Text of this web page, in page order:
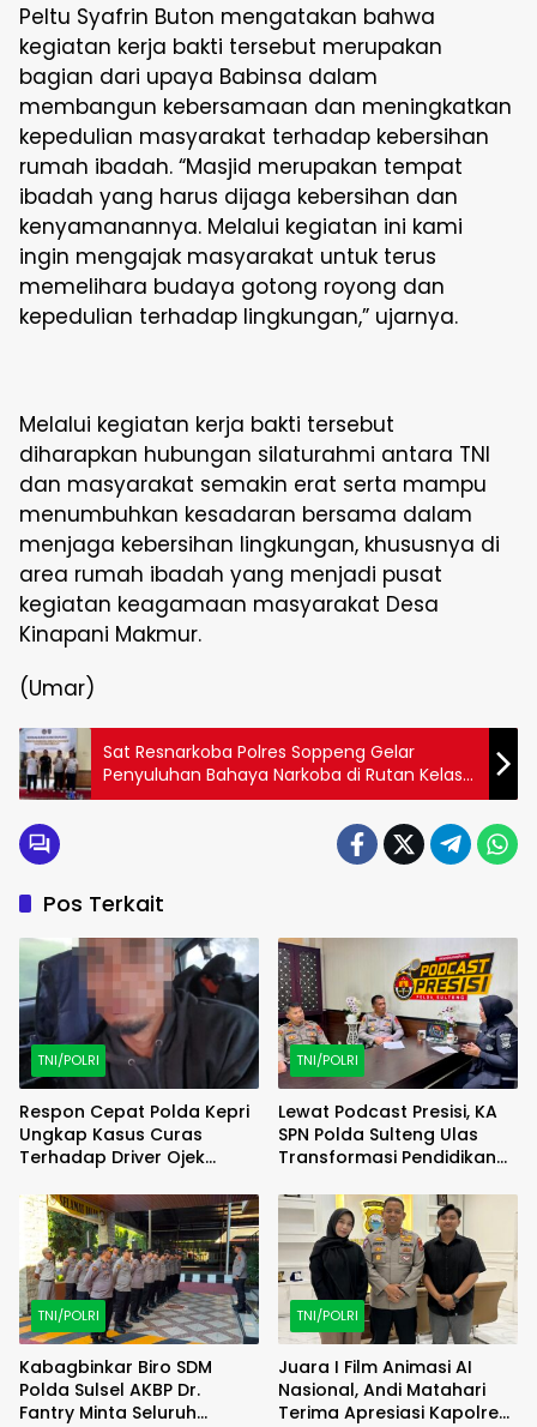
Peltu Syafrin Buton mengatakan bahwa
kegiatan kerja bakti tersebut merupakan
bagian dari upaya Babinsa dalam
membangun kebersamaan dan meningkatkan
kepedulian masyarakat terhadap kebersihan
rumah ibadah. “Masjid merupakan tempat
ibadah yang harus dijaga kebersihan dan
kenyamanannya. Melalui kegiatan ini kami
ingin mengajak masyarakat untuk terus
memelihara budaya gotong royong dan
kepedulian terhadap lingkungan,” ujarnya.
Melalui kegiatan kerja bakti tersebut
diharapkan hubungan silaturahmi antara TNI
dan masyarakat semakin erat serta mampu
menumbuhkan kesadaran bersama dalam
menjaga kebersihan lingkungan, khususnya di
area rumah ibadah yang menjadi pusat
kegiatan keagamaan masyarakat Desa
Kinapani Makmur.
(Umar)
Sat Resnarkoba Polres Soppeng Gelar
Penyuluhan Bahaya Narkoba di Rutan Kelas
IIB Soppeng
Pos Terkait
TNI/POLRI
Respon Cepat Polda Kepri
Ungkap Kasus Curas
Terhadap Driver Ojek
Berhasil Diamankan
TNI/POLRI
Lewat Podcast Presisi, KA
SPN Polda Sulteng Ulas
Transformasi Pendidikan
TNI/POLRI
Kabagbinkar Biro SDM
Polda Sulsel AKBP Dr.
Fantry Minta Seluruh
TNI/POLRI
Juara I Film Animasi AI
Nasional, Andi Matahari
Terima Apresiasi Kapolres